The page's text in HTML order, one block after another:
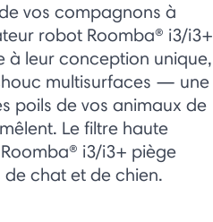
vos compagnons à
robot Roomba® i3/i3+
à leur conception unique,
multisurfaces — une
poils de vos animaux de
Le filtre haute
i3/i3+ piège
de chat et de chien.